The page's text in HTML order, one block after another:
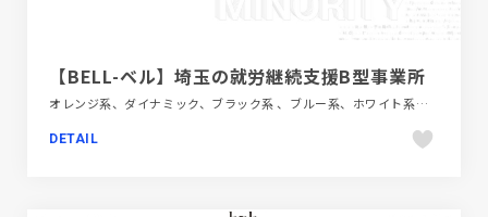
【BELL-ベル】埼玉の就労継続支援B型事業所
オレンジ系、ダイナミック、ブラック系 、ブルー系、ホワイト系、モーション多め、地域・団体・活動、大きめ写真
DETAIL